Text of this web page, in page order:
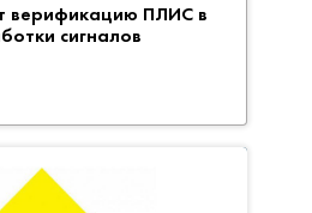
верификацию ПЛИС в
сигналов